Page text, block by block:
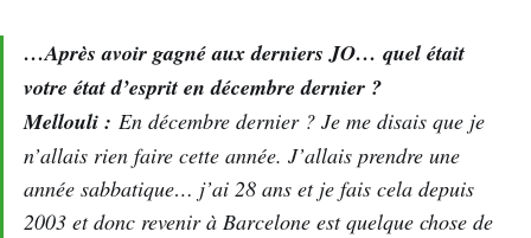
…Après avoir gagné aux derniers JO… quel était
votre état d’esprit en décembre dernier ?
Mellouli : En décembre dernier ? Je me disais que je
n’allais rien faire cette année. J’allais prendre une
année sabbatique… j’ai 28 ans et je fais cela depuis
2003 et donc revenir à Barcelone est quelque chose de